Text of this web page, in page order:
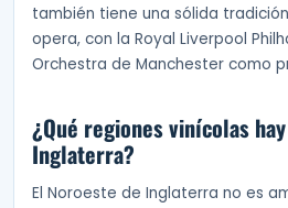
también tiene una sólida
opera, con la Royal Liverpool
Orchestra de Manchester como
¿Qué regiones vinícolas
Inglaterra?
El Noroeste de Inglaterra no es